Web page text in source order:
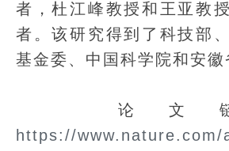
者，杜江峰教授和王亚教
者。该研究得到了科技部
基金委、中国科学院和安徽
论文链
https://